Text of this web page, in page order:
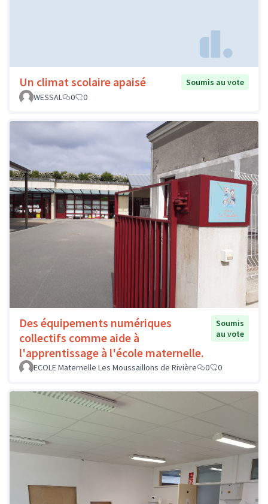
Un climat scolaire apaisé
Soumis au vote
WESSAL
0 0
Des équipements numériques
collectifs comme aide à
l'apprentissage à l'école maternelle.
Soumis
au vote
ECOLE Maternelle Les Moussaillons de Rivière 0 0